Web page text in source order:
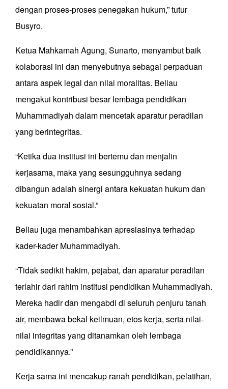
dengan proses-proses penegakan hukum,” tutur
Busyro.
Ketua Mahkamah Agung, Sunarto, menyambut baik
kolaborasi ini dan menyebutnya sebagai perpaduan
antara aspek legal dan nilai moralitas. Beliau
mengakui kontribusi besar lembaga pendidikan
Muhammadiyah dalam mencetak aparatur peradilan
yang berintegritas.
“Ketika dua institusi ini bertemu dan menjalin
kerjasama, maka yang sesungguhnya sedang
dibangun adalah sinergi antara kekuatan hukum dan
kekuatan moral sosial.”
Beliau juga menambahkan apresiasinya terhadap
kader-kader Muhammadiyah.
“Tidak sedikit hakim, pejabat, dan aparatur peradilan
terlahir dari rahim institusi pendidikan Muhammadiyah.
Mereka hadir dan mengabdi di seluruh penjuru tanah
air, membawa bekal keilmuan, etos kerja, serta nilai-
nilai integritas yang ditanamkan oleh lembaga
pendidikannya.”
Kerja sama ini mencakup ranah pendidikan, pelatihan,